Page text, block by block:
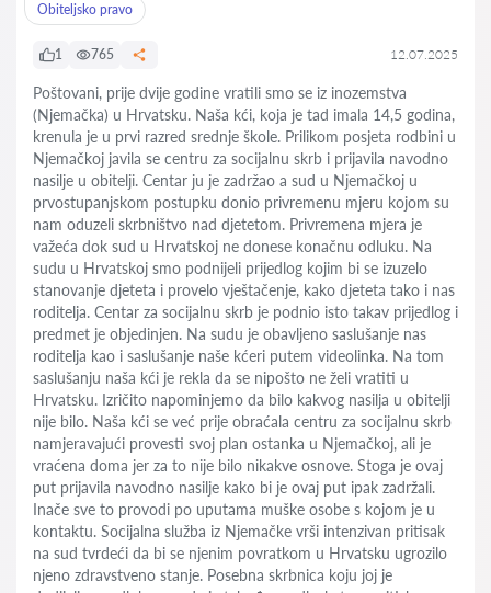
Obiteljsko pravo
1 765 12.07.2025
Poštovani, prije dvije godine vratili smo se iz inozemstva
(Njemačka) u Hrvatsku. Naša kći, koja je tad imala 14,5 godina,
krenula je u prvi razred srednje škole. Prilikom posjeta rodbini u
Njemačkoj javila se centru za socijalnu skrb i prijavila navodno
nasilje u obitelji. Centar ju je zadržao a sud u Njemačkoj u
prvostupanjskom postupku donio privremenu mjeru kojom su
nam oduzeli skrbništvo nad djetetom. Privremena mjera je
važeća dok sud u Hrvatskoj ne donese konačnu odluku. Na
sudu u Hrvatskoj smo podnijeli prijedlog kojim bi se izuzelo
stanovanje djeteta i provelo vještačenje, kako djeteta tako i nas
roditelja. Centar za socijalnu skrb je podnio isto takav prijedlog i
predmet je objedinjen. Na sudu je obavljeno saslušanje nas
roditelja kao i saslušanje naše kćeri putem videolinka. Na tom
saslušanju naša kći je rekla da se nipošto ne želi vratiti u
Hrvatsku. Izričito napominjemo da bilo kakvog nasilja u obitelji
nije bilo. Naša kći se već prije obraćala centru za socijalnu skrb
namjeravajući provesti svoj plan ostanka u Njemačkoj, ali je
vraćena doma jer za to nije bilo nikakve osnove. Stoga je ovaj
put prijavila navodno nasilje kako bi je ovaj put ipak zadržali.
Inače sve to provodi po uputama muške osobe s kojom je u
kontaktu. Socijalna služba iz Njemačke vrši intenzivan pritisak
na sud tvrdeći da bi se njenim povratkom u Hrvatsku ugrozilo
njeno zdravstveno stanje. Posebna skrbnica koju joj je